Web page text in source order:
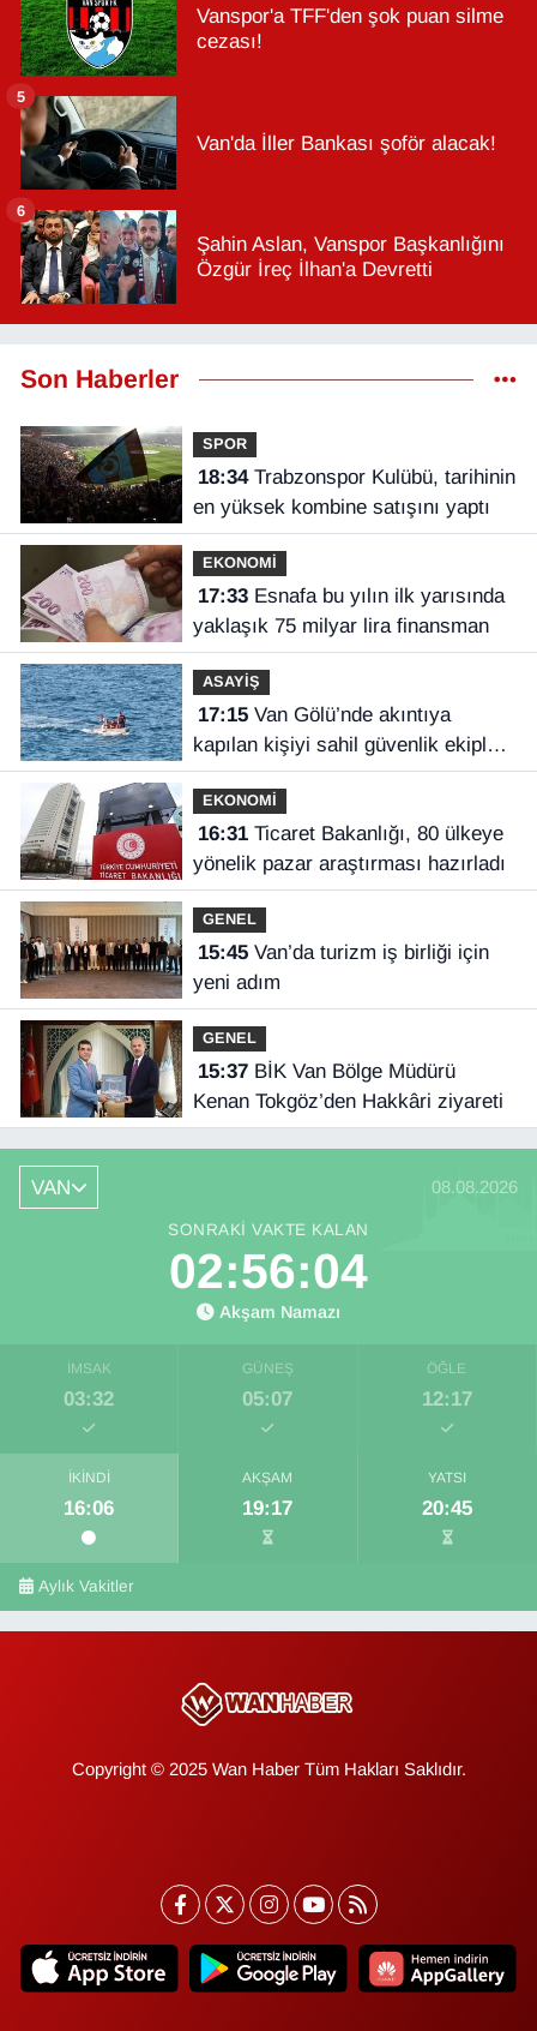
Vanspor'a TFF'den şok puan silme
cezası!
Van'da İller Bankası şoför alacak!
5
Şahin Aslan, Vanspor Başkanlığını
Özgür İreç İlhan'a Devretti
6
Son Haberler
SPOR
18:34Trabzonspor Kulübü, tarihinin
en yüksek kombine satışını yaptı
EKONOMİ
17:33Esnafa bu yılın ilk yarısında
yaklaşık 75 milyar lira finansman
ASAYİŞ
17:15Van Gölü’nde akıntıya
kapılan kişiyi sahil güvenlik ekipleri
kurtardı
EKONOMİ
16:31Ticaret Bakanlığı, 80 ülkeye
yönelik pazar araştırması hazırladı
GENEL
15:45Van’da turizm iş birliği için
yeni adım
GENEL
15:37BİK Van Bölge Müdürü
Kenan Tokgöz’den Hakkâri ziyareti
VAN 08.08.2026
SONRAKI VAKTE KALAN
02:56:04
Akşam Namazı
İMSAK
03:32
GÜNEŞ
05:07
ÖĞLE
12:17
İKINDI
16:06
AKŞAM
19:17
YATSI
20:45
Aylık Vakitler
Copyright © 2025 Wan Haber Tüm Hakları Saklıdır.